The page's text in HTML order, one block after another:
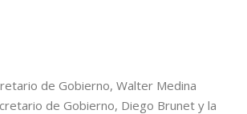
de Gobierno, Walter Medina
de Gobierno, Diego Brunet y la